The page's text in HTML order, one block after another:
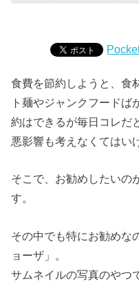
食費を節約しようと、食
ト麺やジャンクフードば
約はできるが毎日コレだ
悪影響も考えなくてはい
そこで、お勧めしたいの
す。
その中でも特にお勧めな
ョーザ」。
サムネイルの写真のやつ